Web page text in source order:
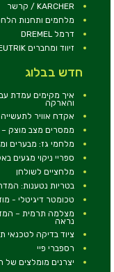
KARCHER / קרשר
מלחמים ותחנות
דרמל DREMEL
זיווד ומחברים NEUTRIK
חדש בבלוג
והארקה
אקדח אוויר
ממסרים מצב מוצק – Solid State Relay
מלחמי גז: מבערים
ספריי ניקוי מגעים
מלחציים לשולחן
בטריות נטענות:
טכומטר דיגיטלי -
מצלמה תרמית –
נראה
ציוד בדיקה לטכנאי
רספברי פיי
יצרנים מומלצים של